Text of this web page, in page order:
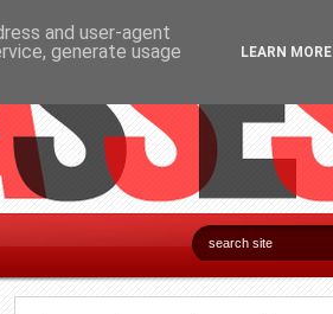
and user-agent
generate usage
LEARN MORE